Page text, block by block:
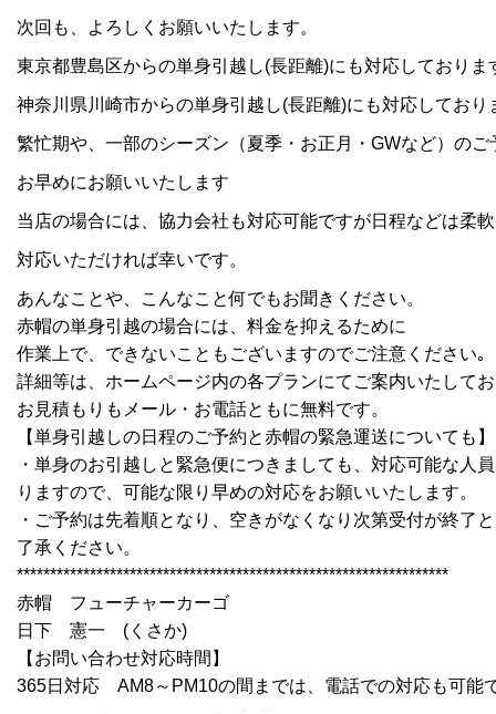
次回も、よろしくお願いいたします。
東京都豊島区からの単身引越し(長距離)にも対応しておりま
神奈川県川崎市からの単身引越し(長距離)にも対応しており
繁忙期や、一部のシーズン（夏季・お正月・GWなど）のご
お早めにお願いいたします
当店の場合には、協力会社も対応可能ですが日程などは柔
対応いただければ幸いです。
あんなことや、こんなこと何でもお聞きください。
赤帽の単身引越の場合には、料金を抑えるために
作業上で、できないこともございますのでご注意ください｡
詳細等は、ホームページ内の各プランにてご案内いたして
お見積もりもメール・お電話ともに無料です。
【単身引越しの日程のご予約と赤帽の緊急運送についても】
・単身のお引越しと緊急便につきましても、対応可能な人
りますので、可能な限り早めの対応をお願いいたします。
・ご予約は先着順となり、空きがなくなり次第受付が終了
了承ください。
*****************************************************************
赤帽 フューチャーカーゴ
日下 憲一 (くさか)
【お問い合わせ対応時間】
365日対応 AM8～PM10の間までは、電話での対応も可能